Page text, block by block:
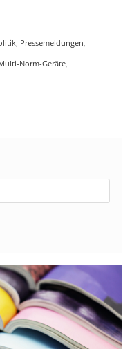
, Pressemeldungen,
Norm-Geräte,